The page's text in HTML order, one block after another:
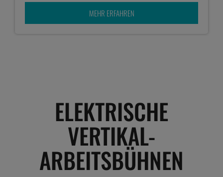
MEHR ERFAHREN
ELEKTRISCHE
VERTIKAL-
ARBEITSBÜHNEN